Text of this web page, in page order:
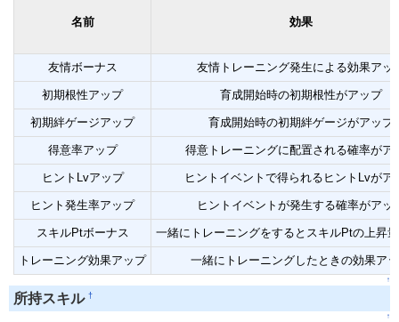
名前 効果
友情ボーナス 友情トレーニング発生による効果アッ
初期根性アップ 育成開始時の初期根性がアップ
初期絆ゲージアップ 育成開始時の初期絆ゲージがアップ
得意率アップ 得意トレーニングに配置される確率がア
ヒントLvアップ ヒントイベントで得られるヒントLvがア
ヒント発生率アップ ヒントイベントが発生する確率がアッ
スキルPtボーナス 一緒にトレーニングをするとスキルPtの上昇
トレーニング効果アップ 一緒にトレーニングしたときの効果ア
↑
所持スキル †
↑